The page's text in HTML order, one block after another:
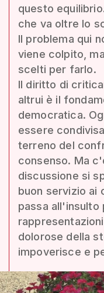
questo
che va oltre lo
Il problema qui
viene colpito,
scelti per farlo.
Il diritto di
altrui è il
democratica.
essere
terreno del
consenso. Ma
discussione si
buon servizio ai
passa all'insulto
dolorose della
impoverisce e